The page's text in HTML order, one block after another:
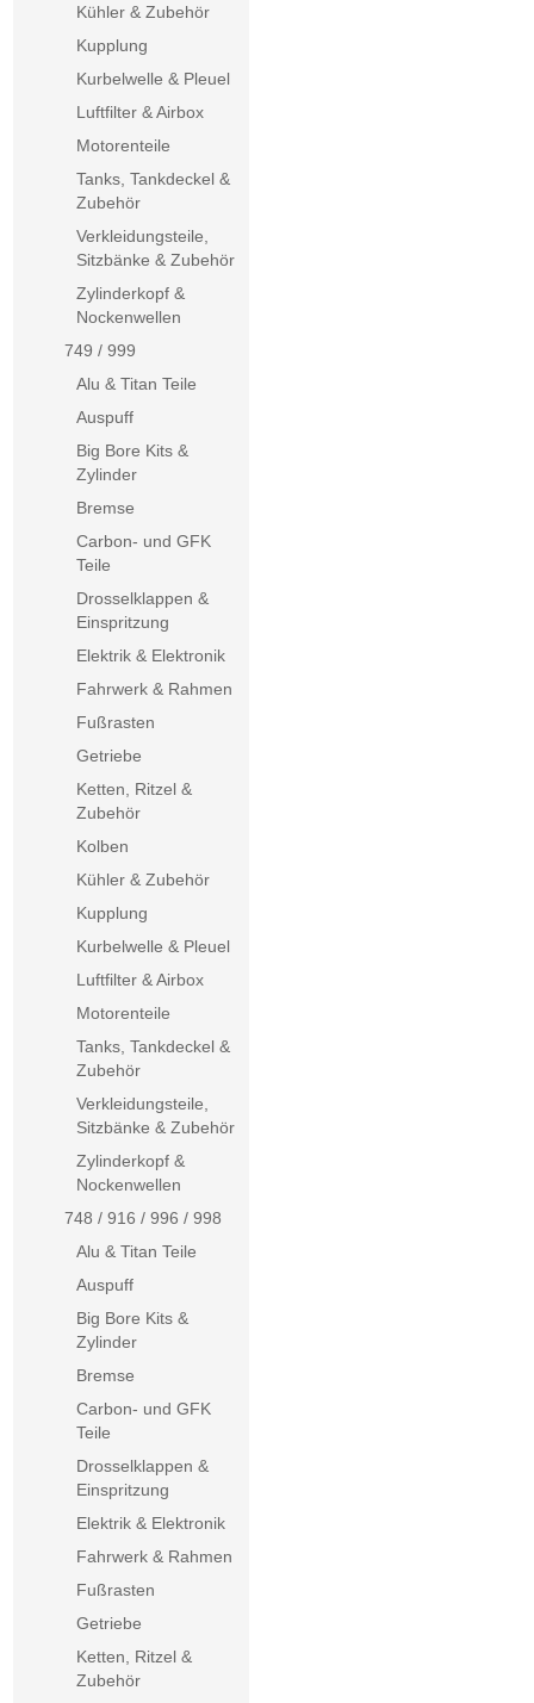
Kühler & Zubehör
Kupplung
Kurbelwelle & Pleuel
Luftfilter & Airbox
Motorenteile
Tanks, Tankdeckel &
Zubehör
Verkleidungsteile,
Sitzbänke & Zubehör
Zylinderkopf &
Nockenwellen
749 / 999
Alu & Titan Teile
Auspuff
Big Bore Kits &
Zylinder
Bremse
Carbon- und GFK
Teile
Drosselklappen &
Einspritzung
Elektrik & Elektronik
Fahrwerk & Rahmen
Fußrasten
Getriebe
Ketten, Ritzel &
Zubehör
Kolben
Kühler & Zubehör
Kupplung
Kurbelwelle & Pleuel
Luftfilter & Airbox
Motorenteile
Tanks, Tankdeckel &
Zubehör
Verkleidungsteile,
Sitzbänke & Zubehör
Zylinderkopf &
Nockenwellen
748 / 916 / 996 / 998
Alu & Titan Teile
Auspuff
Big Bore Kits &
Zylinder
Bremse
Carbon- und GFK
Teile
Drosselklappen &
Einspritzung
Elektrik & Elektronik
Fahrwerk & Rahmen
Fußrasten
Getriebe
Ketten, Ritzel &
Zubehör